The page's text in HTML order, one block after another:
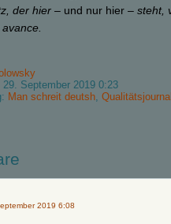
der hier – und nur hier – steht,
29. September 2019 0:23
Man schreit deutsh,
2019 6:08